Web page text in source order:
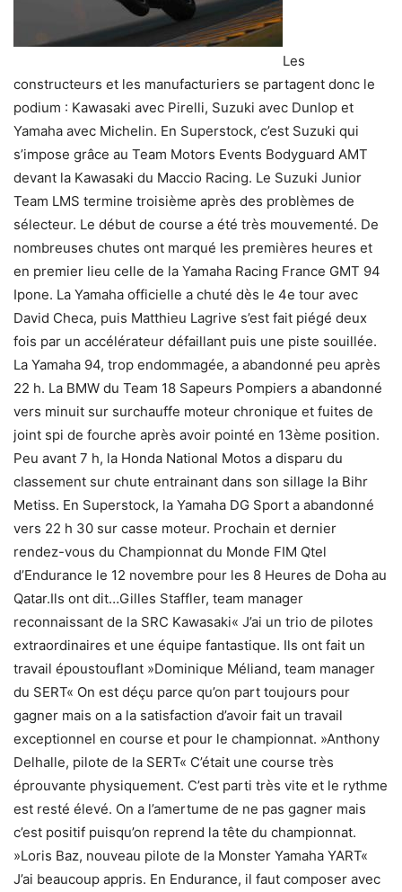
Les
constructeurs et les manufacturiers se partagent donc le
podium : Kawasaki avec Pirelli, Suzuki avec Dunlop et
Yamaha avec Michelin. En Superstock, c’est Suzuki qui
s’impose grâce au Team Motors Events Bodyguard AMT
devant la Kawasaki du Maccio Racing. Le Suzuki Junior
Team LMS termine troisième après des problèmes de
sélecteur. Le début de course a été très mouvementé. De
nombreuses chutes ont marqué les premières heures et
en premier lieu celle de la Yamaha Racing France GMT 94
Ipone. La Yamaha officielle a chuté dès le 4e tour avec
David Checa, puis Matthieu Lagrive s’est fait piégé deux
fois par un accélérateur défaillant puis une piste souillée.
La Yamaha 94, trop endommagée, a abandonné peu après
22 h. La BMW du Team 18 Sapeurs Pompiers a abandonné
vers minuit sur surchauffe moteur chronique et fuites de
joint spi de fourche après avoir pointé en 13ème position.
Peu avant 7 h, la Honda National Motos a disparu du
classement sur chute entrainant dans son sillage la Bihr
Metiss. En Superstock, la Yamaha DG Sport a abandonné
vers 22 h 30 sur casse moteur. Prochain et dernier
rendez-vous du Championnat du Monde FIM Qtel
d’Endurance le 12 novembre pour les 8 Heures de Doha au
Qatar.Ils ont dit…Gilles Staffler, team manager
reconnaissant de la SRC Kawasaki« J’ai un trio de pilotes
extraordinaires et une équipe fantastique. Ils ont fait un
travail époustouflant »Dominique Méliand, team manager
du SERT« On est déçu parce qu’on part toujours pour
gagner mais on a la satisfaction d’avoir fait un travail
exceptionnel en course et pour le championnat. »Anthony
Delhalle, pilote de la SERT« C’était une course très
éprouvante physiquement. C’est parti très vite et le rythme
est resté élevé. On a l’amertume de ne pas gagner mais
c’est positif puisqu’on reprend la tête du championnat.
»Loris Baz, nouveau pilote de la Monster Yamaha YART«
J’ai beaucoup appris. En Endurance, il faut composer avec